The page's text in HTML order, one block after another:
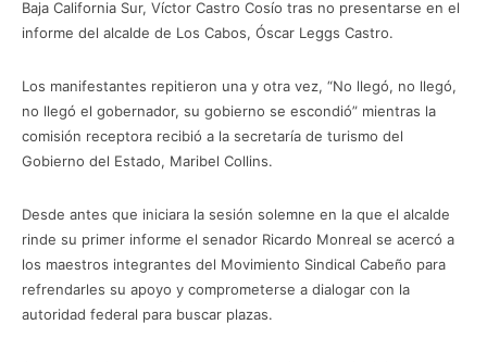
Baja California Sur, Víctor Castro Cosío tras no presentarse en el
informe del alcalde de Los Cabos, Óscar Leggs Castro.
Los manifestantes repitieron una y otra vez, “No llegó, no llegó,
no llegó el gobernador, su gobierno se escondió” mientras la
comisión receptora recibió a la secretaría de turismo del
Gobierno del Estado, Maribel Collins.
Desde antes que iniciara la sesión solemne en la que el alcalde
rinde su primer informe el senador Ricardo Monreal se acercó a
los maestros integrantes del Movimiento Sindical Cabeño para
refrendarles su apoyo y comprometerse a dialogar con la
autoridad federal para buscar plazas.